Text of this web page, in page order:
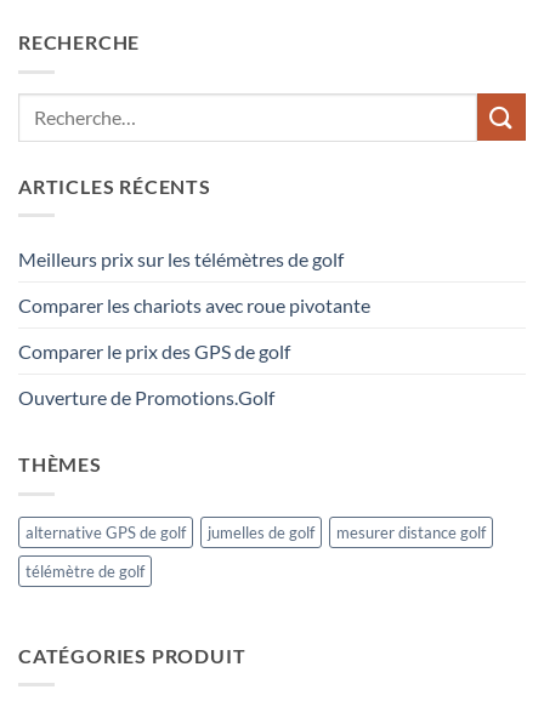
RECHERCHE
ARTICLES RÉCENTS
Meilleurs prix sur les télémètres de golf
Comparer les chariots avec roue pivotante
Comparer le prix des GPS de golf
Ouverture de Promotions.Golf
THÈMES
alternative GPS de golf jumelles de golf
mesurer distance golf
télémètre de golf
CATÉGORIES PRODUIT